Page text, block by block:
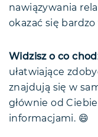
nawiązywania
okazać się bardzo
Widzisz o co
ułatwiające
znajdują się w
głównie od
informacjami. 😄